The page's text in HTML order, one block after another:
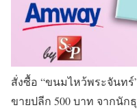
สั่งซื้อ “ขนมไหว้พระจันทร์
ขายปลีก 500 บาท จากนัก